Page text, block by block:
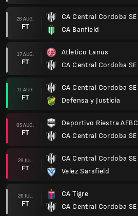
26 AUG.
FT
CA Central Cordoba SE
CA Banfield
17 AUG.
FT
Atletico Lanus
CA Central Cordoba SE
11 AUG.
FT
CA Central Cordoba SE
Defensa y Justicia
05 AUG.
FT
Deportivo Riestra AFBC
CA Central Cordoba SE
29 JUL.
FT
CA Central Cordoba SE
Velez Sarsfield
26 JUL.
FT
CA Tigre
CA Central Cordoba SE